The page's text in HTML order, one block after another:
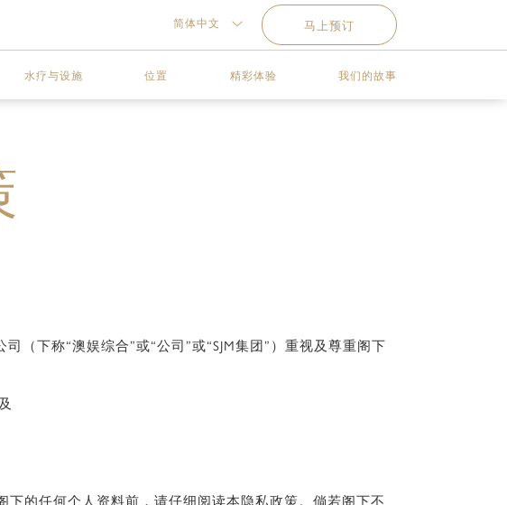
简体中文 马上预订
水疗与设施 位置 精彩体验 我们的故事
（下称“澳娱综合”或“公司”或“SJM集团”）重视及尊重阁下
的任何个人资料前，请仔细阅读本隐私政策。倘若阁下不